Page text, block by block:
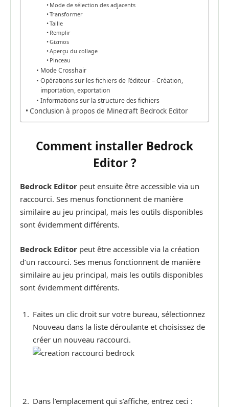
Mode de sélection des adjacents
Transformer
Taille
Remplir
Gizmos
Aperçu du collage
Pinceau
Mode Crosshair
Opérations sur les fichiers de l’éditeur – Création,
importation, exportation
Informations sur la structure des fichiers
Conclusion à propos de Minecraft Bedrock Editor
Comment installer Bedrock
Editor ?
Bedrock Editor peut ensuite être accessible via un
raccourci. Ses menus fonctionnent de manière
similaire au jeu principal, mais les outils disponibles
sont évidemment différents.
Bedrock Editor peut être accessible via la création
d’un raccourci. Ses menus fonctionnent de manière
similaire au jeu principal, mais les outils disponibles
sont évidemment différents.
Faites un clic droit sur votre bureau, sélectionnez
Nouveau dans la liste déroulante et choisissez de
créer un nouveau raccourci.
Dans l’emplacement qui s’affiche, entrez ceci :